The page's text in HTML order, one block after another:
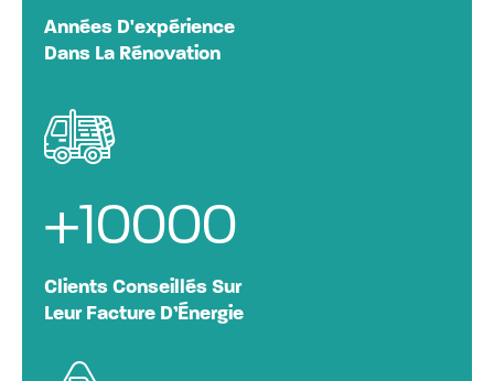
Années D'expérience
Dans La Rénovation
+10000
Clients Conseillés Sur
Leur Facture D’Énergie